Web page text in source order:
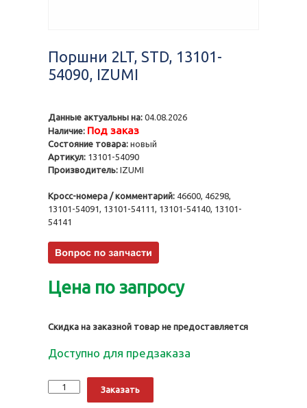
Поршни 2LT, STD, 13101-
54090, IZUMI
Данные актуальны на: 04.08.2026
Наличие: Под заказ
Состояние товара: новый
Артикул: 13101-54090
Производитель: IZUMI
Кросс-номера / комментарий: 46600, 46298,
13101-54091, 13101-54111, 13101-54140, 13101-
54141
Цена по запросу
Скидка на заказной товар не предоставляется
Доступно для предзаказа
Количество
Поршни
Заказать